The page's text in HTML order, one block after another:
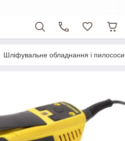
Шліфувальне обладнання і